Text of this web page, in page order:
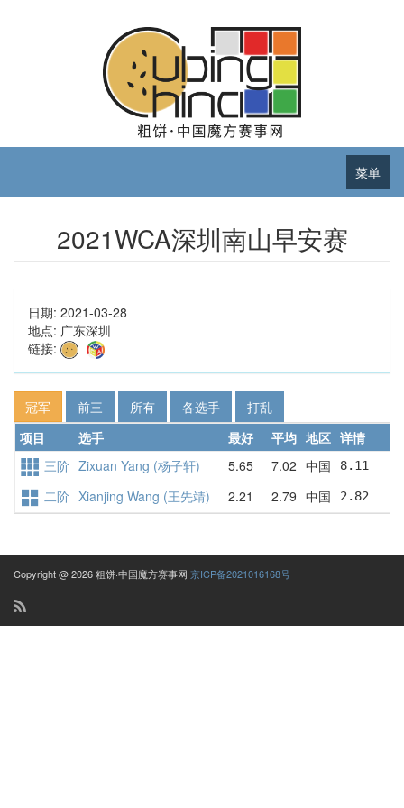
菜单
2021WCA深圳南山早安赛
日期: 2021-03-28
地点: 广东深圳
链接:
冠军 前三 所有 各选手
打乱
项目
选手 最好 平均 地区 详情
三阶 Zixuan Yang (杨子轩) 5.65 7.02 中国 8.11
二阶 Xianjing Wang (王先靖) 2.21 2.79 中国 2.82
Copyright @ 2026 粗饼·中国魔方赛事网 京ICP备2021016168号